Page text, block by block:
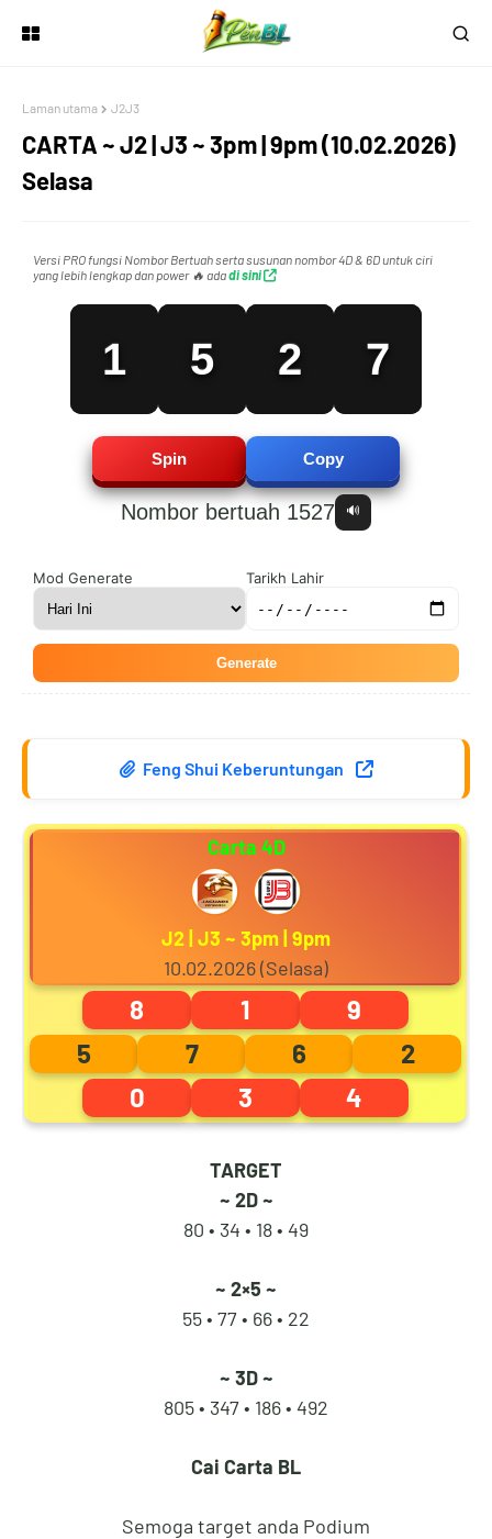
Laman utama J2J3
CARTA ~ J2 | J3 ~ 3pm | 9pm (10.02.2026)
Selasa
Versi PRO fungsi Nombor Bertuah serta susunan nombor 4D & 6D untuk ciri
yang lebih lengkap dan power 🔥 adadi sini
0
1
2
3
4
7
8
2
3
4
5
6
7
8
0
1
2
3
5
0
1
2
3
4
5
7
8
9
0
2
5
6
7
8
0
3
4
Spin Copy
Nombor bertuah 1527 🔊
Mod Generate Tarikh Lahir
Generate
Feng Shui Keberuntungan
Carta 4D
J2 | J3 ~ 3pm | 9pm
10.02.2026 (Selasa)
8 1
9
5
7 6
2
0
3 4
TARGET
~ 2D ~
80 • 34 • 18 • 49
~ 2×5 ~
55 • 77 • 66 • 22
~ 3D ~
805 • 347 • 186 • 492
Cai Carta BL
Semoga target anda Podium